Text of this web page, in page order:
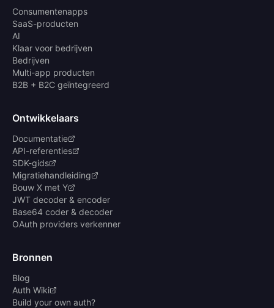
Consumentenapps
SaaS-producten
AI
Klaar voor bedrijven
Bedrijven
Multi-app producten
B2B + B2C geïntegreerd
Ontwikkelaars
Documentatie
API-referenties
SDK-gids
Migratiehandleiding
Bouw X met Y
JWT decoder & encoder
Base64 coder & decoder
OAuth providers verkenner
Bronnen
Blog
Auth Wiki
Build your own auth?